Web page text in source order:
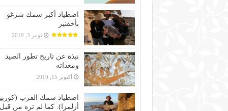
اصطياد أكبر سمك شرغو
بأخفنير
نونبر 3, 2019
نبذة عن تاريخ تطور الصيد
ومعداته
أكتوبر 15, 2019
اصطياد سمك القرب
أزلمزا). كما لم تره من